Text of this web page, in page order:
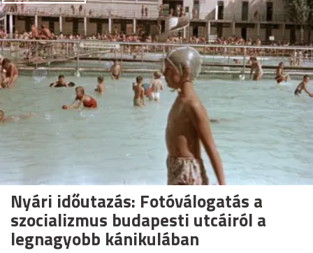
Nyári időutazás: Fotóválogatás a
szocializmus budapesti utcáiról a
legnagyobb kánikulában